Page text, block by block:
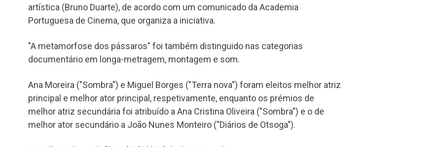
artística (Bruno Duarte), de acordo com um comunicado da Academia
Portuguesa de Cinema, que organiza a iniciativa.
"A metamorfose dos pássaros" foi também distinguido nas categorias
documentário em longa-metragem, montagem e som.
Ana Moreira ("Sombra") e Miguel Borges ("Terra nova") foram eleitos melhor atriz
principal e melhor ator principal, respetivamente, enquanto os prémios de
melhor atriz secundária foi atribuído a Ana Cristina Oliveira ("Sombra") e o de
melhor ator secundário a João Nunes Monteiro ("Diários de Otsoga").